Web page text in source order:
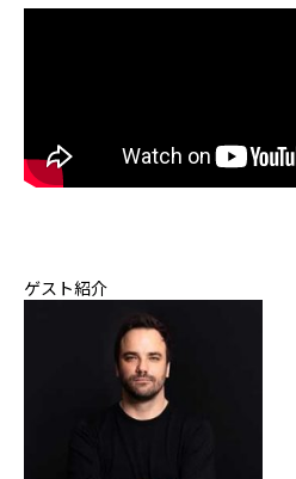
ゲスト紹介